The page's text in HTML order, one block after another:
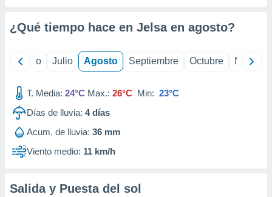
1199
¿Qué tiempo hace en Jelsa en agosto?
Junio Julio Agosto Septiembre Octubre
T. Media: 24°C Max.: 26°C Min: 23°C
Días de lluvia: 4días
Acum. de lluvia: 36 mm
Viento medio: 11 km/h
Salida y Puesta del sol